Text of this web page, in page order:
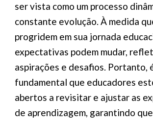
ser vista como um processo
constante evolução. À medida
progridem em sua jornada
expectativas podem mudar,
aspirações e desafios. Portanto,
fundamental que educadores
abertos a revisitar e ajustar as
de aprendizagem, garantindo